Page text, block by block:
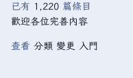
已有 1,220 篇條目
歡迎各位完善內容
查看 分類 變更 入門